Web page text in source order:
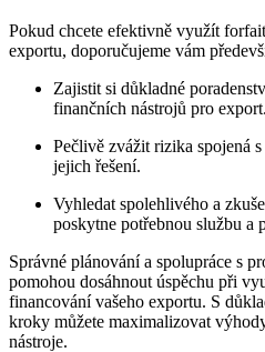
Pokud chcete efektivně využít
exportu, doporučujeme vám
Zajistit si důkladné
finančních nástrojů pro export.
Pečlivě zvážit rizika spojená
jejich řešení.
Vyhledat spolehlivého a
poskytne potřebnou službu a
Správné plánování a spolupráce s
pomohou dosáhnout úspěchu při
financování vašeho exportu. S
kroky můžete maximalizovat
nástroje.